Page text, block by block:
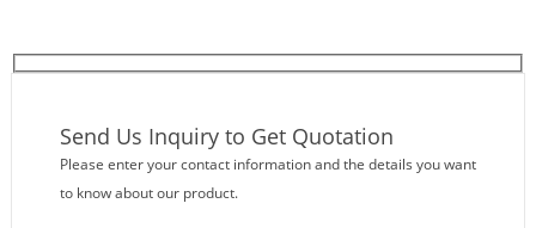
Send Us Inquiry to Get Quotation
Please enter your contact information and the details you want
to know about our product.